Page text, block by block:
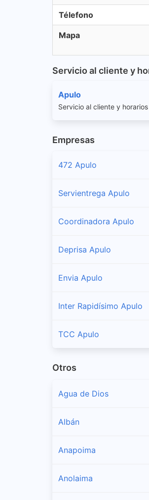
Télefono
Mapa
Servicio al cliente y
Apulo
Servicio al cliente y
Empresas
472 Apulo
Servientrega Apulo
Coordinadora Apulo
Deprisa Apulo
Envia Apulo
Inter Rapidísimo Apulo
TCC Apulo
Otros
Agua de Dios
Albán
Anapoima
Anolaima